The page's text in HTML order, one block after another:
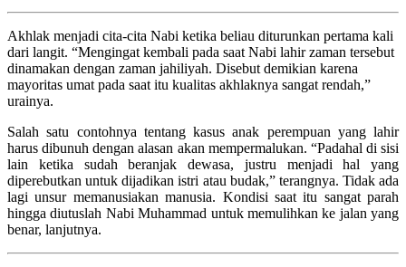
Akhlak menjadi cita-cita Nabi ketika beliau diturunkan pertama kali
dari langit. “Mengingat kembali pada saat Nabi lahir zaman tersebut
dinamakan dengan zaman jahiliyah. Disebut demikian karena
mayoritas umat pada saat itu kualitas akhlaknya sangat rendah,”
urainya.
Salah satu contohnya tentang kasus anak perempuan yang lahir
harus dibunuh dengan alasan akan mempermalukan. “Padahal di sisi
lain ketika sudah beranjak dewasa, justru menjadi hal yang
diperebutkan untuk dijadikan istri atau budak,” terangnya. Tidak ada
lagi unsur memanusiakan manusia. Kondisi saat itu sangat parah
hingga diutuslah Nabi Muhammad untuk memulihkan ke jalan yang
benar, lanjutnya.